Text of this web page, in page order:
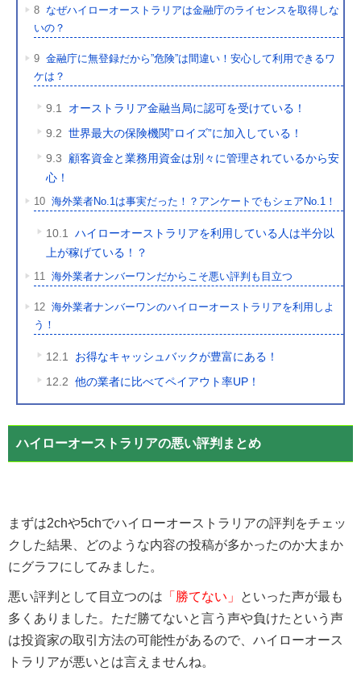
8 なぜハイローオーストラリアは金融庁のライセンスを取得しな
いの？
9 金融庁に無登録だから”危険”は間違い！安心して利用できるワ
ケは？
9.1
オーストラリア金融当局に認可を受けている！
9.2 世界最大の保険機関”ロイズ”に加入している！
9.3
顧客資金と業務用資金は別々に管理されているから安
心！
10 海外業者No.1は事実だった！？アンケートでもシェアNo.1！
10.1 ハイローオーストラリアを利用している人は半分以
上が稼げている！？
11 海外業者ナンバーワンだからこそ悪い評判も目立つ
12 海外業者ナンバーワンのハイローオーストラリアを利用しよ
う！
12.1
お得なキャッシュバックが豊富にある！
12.2 他の業者に比べてペイアウト率UP！
ハイローオーストラリアの悪い評判まとめ
まずは2chや5chでハイローオーストラリアの評判をチェッ
クした結果、どのような内容の投稿が多かったのか大まか
にグラフにしてみました。
悪い評判として目立つのは 「勝てない」
といった声が最も
多くありました。ただ勝てないと言う声や負けたという声
は投資家の取引方法の可能性があるので、ハイローオース
トラリアが悪いとは言えませんね。